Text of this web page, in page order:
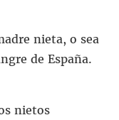
nieta, o sea
de España.
nietos